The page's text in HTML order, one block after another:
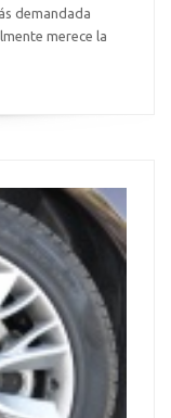
demandada
merece la